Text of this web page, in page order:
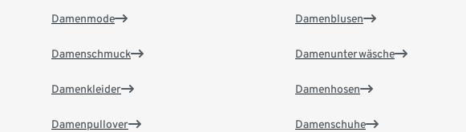
Damenmode
Damenschmuck
Damenkleider
Damenpullover
Damenblusen
Damenunterwäsche
Damenhosen
Damenschuhe